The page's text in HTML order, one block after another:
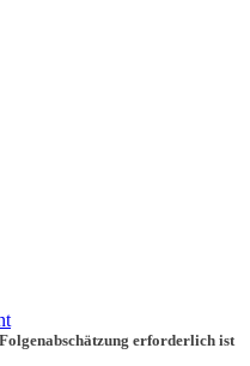
erforderlich ist